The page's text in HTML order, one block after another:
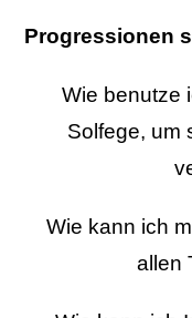
Progressionen
Wie benutze
Solfege, um
Wie kann ich
allen